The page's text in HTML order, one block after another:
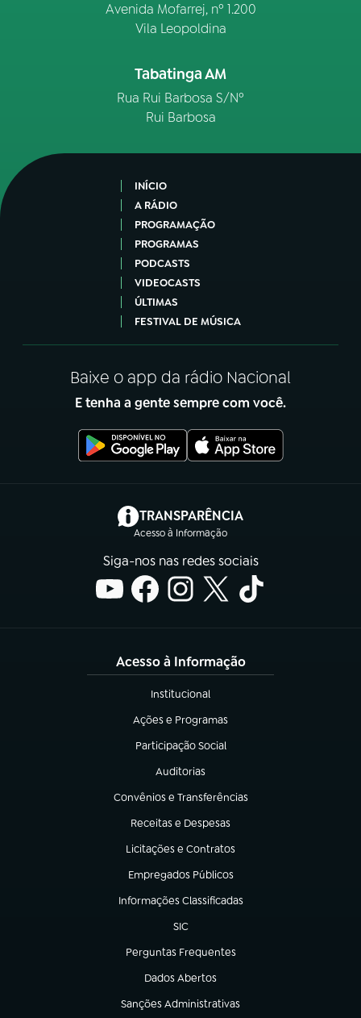
Avenida Mofarrej, nº 1.200
Vila Leopoldina
Tabatinga AM
Rua Rui Barbosa S/Nº
Rui Barbosa
INÍCIO
A RÁDIO
PROGRAMAÇÃO
PROGRAMAS
PODCASTS
VIDEOCASTS
ÚLTIMAS
FESTIVAL DE MÚSICA
Baixe o app da rádio Nacional
E tenha a gente sempre com você.
TRANSPARÊNCIA
Acesso à Informação
(abre em nova aba)
Siga-nos nas redes sociais
Acesso à Informação
Institucional
(abre em nova aba)
Ações e Programas
(abre em nova aba)
Participação Social
(abre em nova aba)
Auditorias
(abre em nova aba)
Convênios e Transferências
(abre em nova aba)
Receitas e Despesas
(abre em nova aba)
Licitações e Contratos
(abre em nova aba)
Empregados Públicos
(abre em nova aba)
Informações Classificadas
(abre em nova aba)
SIC
(abre em nova aba)
Perguntas Frequentes
(abre em nova aba)
Dados Abertos
(abre em nova aba)
Sanções Administrativas
(abre em nova aba)